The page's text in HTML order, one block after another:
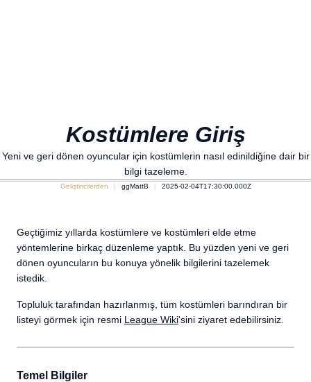
Kostümlere Giriş
Yeni ve geri dönen oyuncular için kostümlerin nasıl edinildiğine dair bir
bilgi tazeleme.
Geliştiricilerden ggMattB 2025-02-04T17:30:00.000Z
Geçtiğimiz yıllarda kostümlere ve kostümleri elde etme
yöntemlerine birkaç düzenleme yaptık. Bu yüzden yeni ve geri
dönen oyuncuların bu konuya yönelik bilgilerini tazelemek
istedik.
Topluluk tarafından hazırlanmış, tüm kostümleri barındıran bir
listeyi görmek için resmi League Wiki'sini ziyaret edebilirsiniz.
Temel Bilgiler